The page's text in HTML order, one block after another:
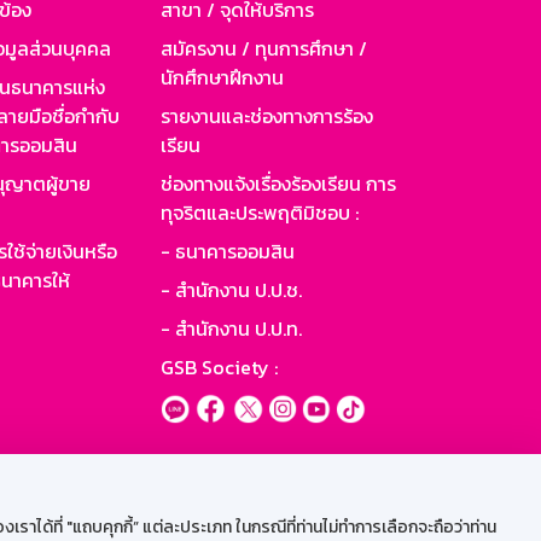
ได้ที่ "แถบคุกกี้” แต่ละประเภท ในกรณีที่ท่านไม่ทำการเลือกจะถือว่าท่าน
อง
มูลส่วนบุคคล
นาคารแห่ง
ายมือชื่อกำกับ
รออมสิน
ญาตผู้ขาย
ช้จ่ายเงินหรือ
คารให้
สาขา / จุดให้บริการ
สมัครงาน / ทุนการศึกษา /
นักศึกษาฝึกงาน
รายงานและช่องทางการร้อง
เรียน
ช่องทางแจ้งเรื่องร้องเรียน การ
ทุจริตและประพฤติมิชอบ :
- ธนาคารออมสิน
- สำนักงาน ป.ป.ช.
- สำนักงาน ป.ป.ท.
GSB Society :